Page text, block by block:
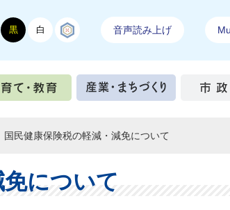
黒 白 音声読み上げ
医療・福祉 子育て・教育 産業・
国民健康保険税の軽減・減免について
について